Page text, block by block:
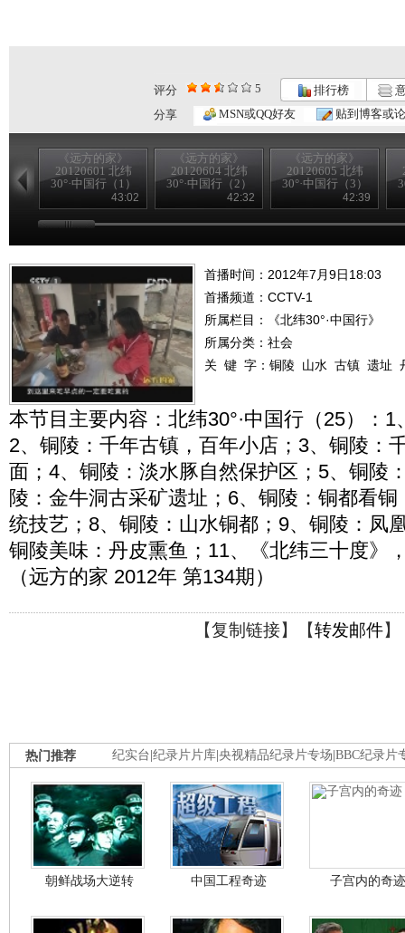
评分 5 排行榜
分享
MSN或QQ好友 贴到博客或
《远方的家》
20120601 北纬
30°·中国行（1）
43:02
《远方的家》
20120604 北纬
30°·中国行（2）
42:32
《远方的家》
20120605 北纬
30°·中国行（3）
42:39
首播时间：2012年7月9日18:03
首播频道： CCTV-1
所属栏目：
《北纬30°·中国行》
所属分类：社会
关 键 字： 铜陵 山水 古镇 遗址
本节目主要内容：北纬30°·中国行（25）：
2、铜陵：千年古镇，百年小店；3、铜陵：
面；4、铜陵：淡水豚自然保护区；5、铜陵
陵：金牛洞古采矿遗址；6、铜陵：铜都看
统技艺；8、铜陵：山水铜都；9、铜陵：凤
铜陵美味：丹皮熏鱼；11、《北纬三十度》
（远方的家 2012年 第134期）
【复制链接】【转发邮件】
纪实台 纪录片片库 央视精品纪录片专场 BBC纪录片
热门推荐
朝鲜战场大逆转 中国工程奇迹 子宫内的奇迹